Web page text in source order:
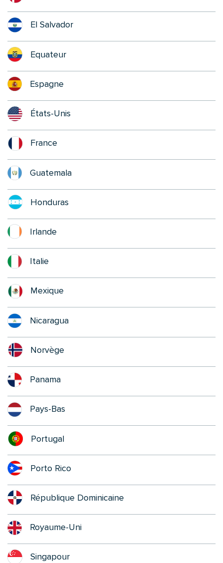
El Salvador
Equateur
Espagne
États-Unis
France
Guatemala
Honduras
Irlande
Italie
Mexique
Nicaragua
Norvège
Panama
Pays-Bas
Portugal
Porto Rico
République Dominicaine
Royaume-Uni
Singapour